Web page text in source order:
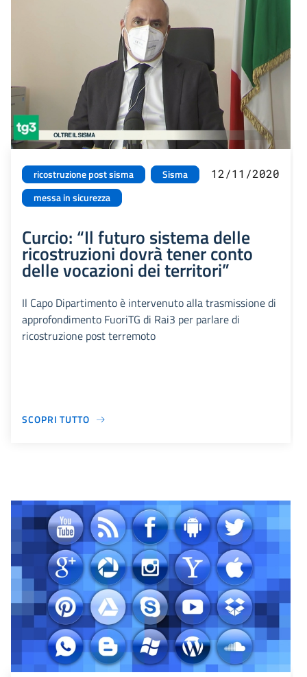
ricostruzione post sisma
Sisma
messa in sicurezza
12/11/2020
Curcio: “Il futuro sistema delle
ricostruzioni dovrà tener conto
delle vocazioni dei territori”
Il Capo Dipartimento è intervenuto alla trasmissione di
approfondimento FuoriTG di Rai3 per parlare di
ricostruzione post terremoto
SCOPRI TUTTO